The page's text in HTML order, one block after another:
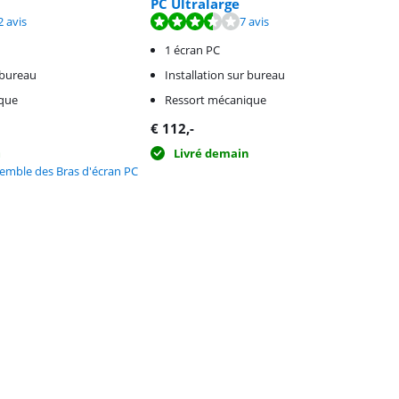
10, basée sur 22 avis.
avis
PC Ultralarge
10, basée sur 7 avis.
7 avis
1 écran PC
Installation sur bureau
Ressort mécanique
€ 112,-
Livré demain
des Bras d'écran PC